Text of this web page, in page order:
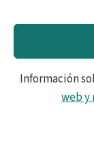
Información
web y